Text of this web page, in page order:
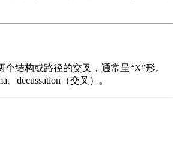
个结构或路径的交叉，通常呈“X”形。
、decussation（交叉）。